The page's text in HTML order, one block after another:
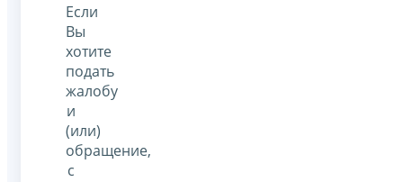
Если
Вы
хотите
подать
жалобу
и
(или)
обращение,
с